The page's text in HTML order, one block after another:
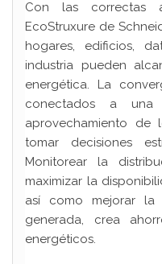
Con las correctas
EcoStruxure de
hogares, edificios,
industria pueden
energética. La
conectados a
aprovechamiento de
tomar decisiones
Monitorear la
maximizar la
así como mejorar
generada, crea
energéticos.